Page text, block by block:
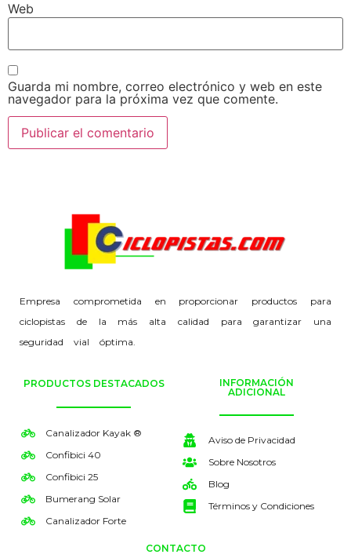
Web
Guarda mi nombre, correo electrónico y web en este
navegador para la próxima vez que comente.
Empresa comprometida en proporcionar productos para
ciclopistas de la más alta calidad para garantizar una
seguridad vial óptima.
PRODUCTOS DESTACADOS
Canalizador Kayak ®
Confibici 40
Confibici 25
Bumerang Solar
Canalizador Forte
INFORMACIÓN
ADICIONAL
Aviso de Privacidad
Sobre Nosotros
Blog
Términos y Condiciones
CONTACTO